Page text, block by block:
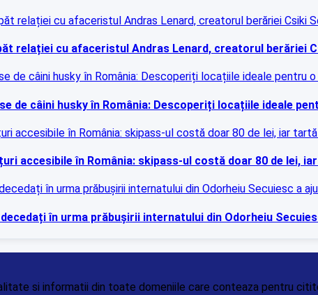
relației cu afaceristul Andras Lenard, creatorul berăriei
de câini husky în România: Descoperiți locațiile ideale
accesibile în România: skipass-ul costă doar 80 de lei,
în urma prăbușirii internatului din Odorheiu
si informatii din toate domeniile care conteaza pentru